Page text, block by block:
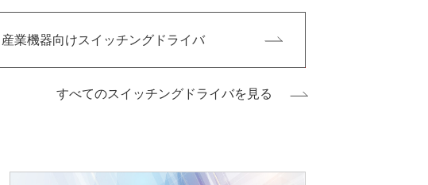
産業機器向けスイッチングドライバ
すべてのスイッチングドライバを見る